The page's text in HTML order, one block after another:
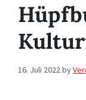
16. Juli 2022by